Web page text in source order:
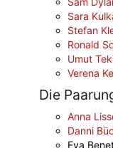
Sara
Stefan
Ronald
Umut
Verena
Die
Anna
Danni
Eva